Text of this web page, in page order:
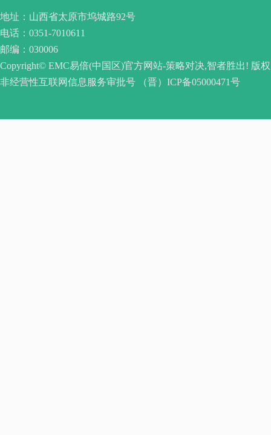
地址：山西省太原市坞城路92号
电话：0351-7010611
邮编：030006
Copyright© EMC易倍(中国区)官方网站-策略对决,智者胜出! 版
非经营性互联网信息服务审批号 （晋）ICP备05000471号